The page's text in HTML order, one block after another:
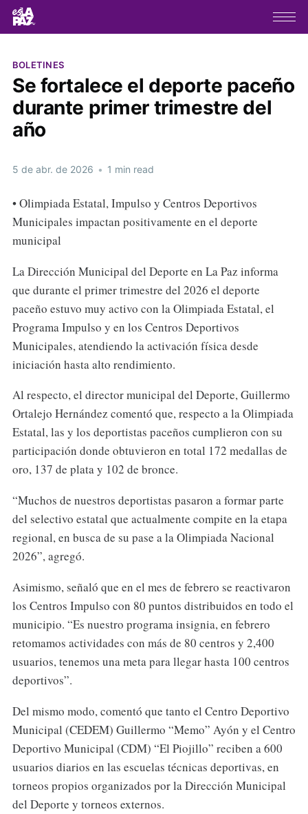
BOLETINES
Se fortalece el deporte paceño
durante primer trimestre del
año
5 de abr. de 2026 • 1 min read
• Olimpiada Estatal, Impulso y Centros Deportivos
Municipales impactan positivamente en el deporte
municipal
La Dirección Municipal del Deporte en La Paz informa
que durante el primer trimestre del 2026 el deporte
paceño estuvo muy activo con la Olimpiada Estatal, el
Programa Impulso y en los Centros Deportivos
Municipales, atendiendo la activación física desde
iniciación hasta alto rendimiento.
Al respecto, el director municipal del Deporte, Guillermo
Ortalejo Hernández comentó que, respecto a la Olimpiada
Estatal, las y los deportistas paceños cumplieron con su
participación donde obtuvieron en total 172 medallas de
oro, 137 de plata y 102 de bronce.
“Muchos de nuestros deportistas pasaron a formar parte
del selectivo estatal que actualmente compite en la etapa
regional, en busca de su pase a la Olimpiada Nacional
2026”, agregó.
Asimismo, señaló que en el mes de febrero se reactivaron
los Centros Impulso con 80 puntos distribuidos en todo el
municipio. “Es nuestro programa insignia, en febrero
retomamos actividades con más de 80 centros y 2,400
usuarios, tenemos una meta para llegar hasta 100 centros
deportivos”.
Del mismo modo, comentó que tanto el Centro Deportivo
Municipal (CEDEM) Guillermo “Memo” Ayón y el Centro
Deportivo Municipal (CDM) “El Piojillo” reciben a 600
usuarios diarios en las escuelas técnicas deportivas, en
torneos propios organizados por la Dirección Municipal
del Deporte y torneos externos.